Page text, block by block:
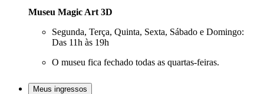
Museu Magic Art 3D
Segunda, Terça, Quinta, Sexta, Sábado e Domingo:
Das 11h às 19h
O museu fica fechado todas as quartas-feiras.
Meus ingressos